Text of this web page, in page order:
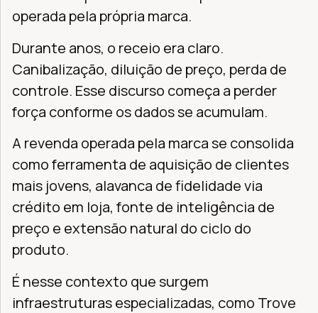
operada pela própria marca.
Durante anos, o receio era claro.
Canibalização, diluição de preço, perda de
controle. Esse discurso começa a perder
força conforme os dados se acumulam.
A revenda operada pela marca se consolida
como ferramenta de aquisição de clientes
mais jovens, alavanca de fidelidade via
crédito em loja, fonte de inteligência de
preço e extensão natural do ciclo do
produto.
É nesse contexto que surgem
infraestruturas especializadas, como Trove